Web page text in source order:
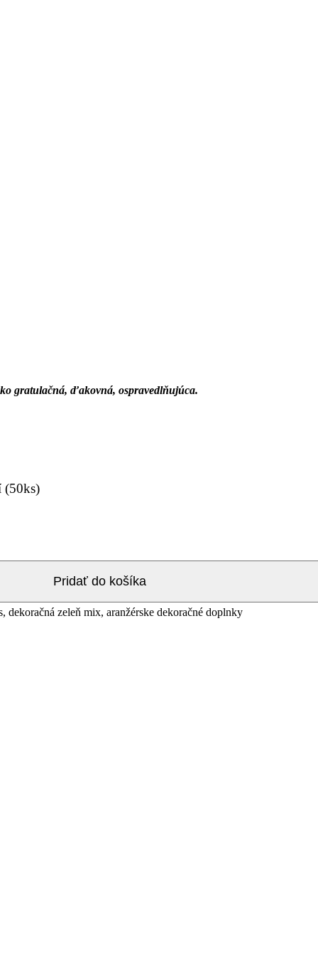
gratulačná, ďakovná, ospravedlňujúca.
(50ks)
Pridať do košíka
dekoračná zeleň mix, aranžérske dekoračné doplnky